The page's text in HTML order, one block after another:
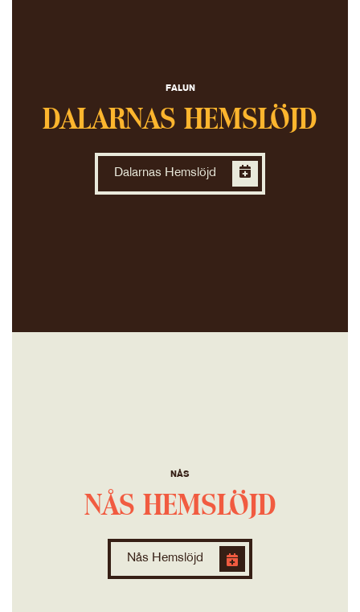
FALUN
DALARNAS HEMSLÖJD
Dalarnas Hemslöjd
NÅS
NÅS HEMSLÖJD
Nås Hemslöjd